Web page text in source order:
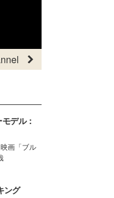
デル：
画「ブル
ング